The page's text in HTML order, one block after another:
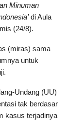
Minuman
di Aula
(24/8).
(miras) sama
untuk
Undang (UU)
tak berdasar
kasus terjadinya